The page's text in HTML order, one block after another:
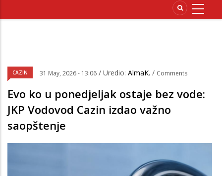
CAZIN 31 May, 2026 - 13:06 / Uredio: AlmaK. / Comments
Evo ko u ponedjeljak ostaje bez vode:
JKP Vodovod Cazin izdao važno
saopštenje